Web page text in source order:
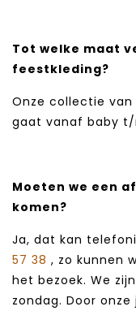
Tot welke maat
feestkleding?
Onze collectie
gaat vanaf baby t/
Moeten we een
komen?
Ja, dat kan
57 38 , zo kunnen
het bezoek. We
zondag. Door